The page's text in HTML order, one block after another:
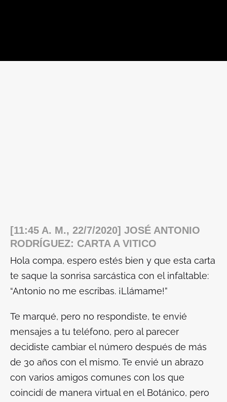
[11:45 A. M., 22/7/2020] JOSÉ ANTONIO
RODRÍGUEZ: CARTA A VITICO
Hola compa, espero estés bien y que esta carta
te saque la sonrisa sarcástica con el infaltable:
“Antonio no me escribas. ¡Llámame!”
Te marqué, pero no respondiste, te envié
mensajes a tu teléfono, pero al parecer
decidiste cambiar el número después de más
de 30 años con el mismo. Te envié un abrazo
con varios amigos comunes con los que
coincidí de manera virtual en el Botánico, pero